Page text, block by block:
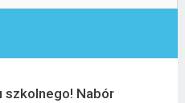
szkolnego! Nabór